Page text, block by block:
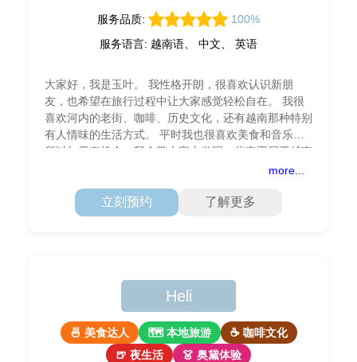
服务品质:
100%
服务语言: 越南语、 中文、 英语
大家好，我是玉叶。 我性格开朗，很喜欢认识新朋
友，也希望在旅行过程中让大家感觉轻松自在。 我很
喜欢河内的老街、咖啡、历史文化，还有越南那种特别
有人情味的生活方式。 平时我也很喜欢美食和音乐，
所以如果有机会，我会带大家去发现一些真正属于越南
的小地方和特别的体验。 希望未来有机会陪大家一起
more...
立刻预约 了解更多
Heli
🍜 美食达人 🗺 本地旅游
☕ 咖啡文化
🍺 夜生活
👗 奥黛体验